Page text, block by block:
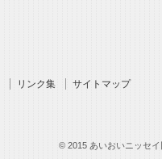
リンク集 サイトマップ
© 2015 あいおいニッセ